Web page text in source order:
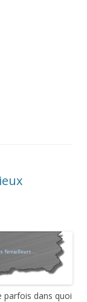
parfois dans quoi